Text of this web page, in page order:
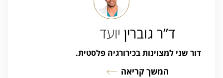
ד”ר גוברין יועד
דור שני למצוינות בכירורגיה פלסטית.
המשך קריאה